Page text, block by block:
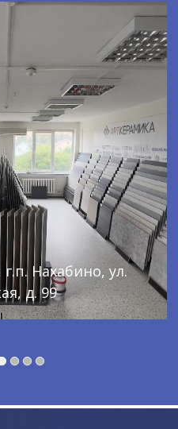
Нахабино, ул.
д. 99